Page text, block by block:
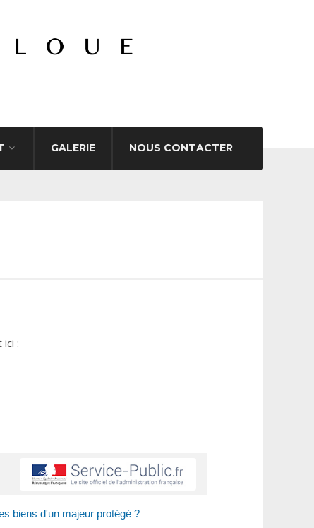
GALERIE NOUS CONTACTER
:
biens d'un majeur protégé ?